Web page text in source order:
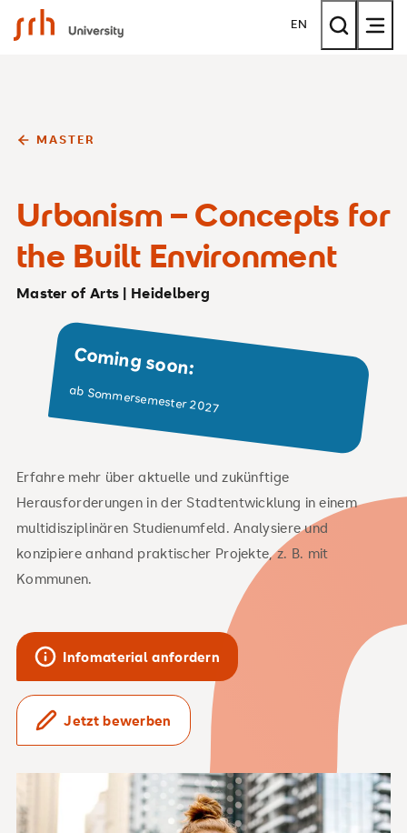
SRH University EN
MASTER
Urbanism – Concepts for
the Built Environment
Master of Arts | Heidelberg
Coming soon:
ab Sommersemester 2027
Erfahre mehr über aktuelle und zukünftige
Herausforderungen in der Stadtentwicklung in einem
multidisziplinären Studienumfeld. Analysiere und
konzipiere anhand praktischer Projekte, z. B. mit
Kommunen.
Infomaterial anfordern
Jetzt bewerben